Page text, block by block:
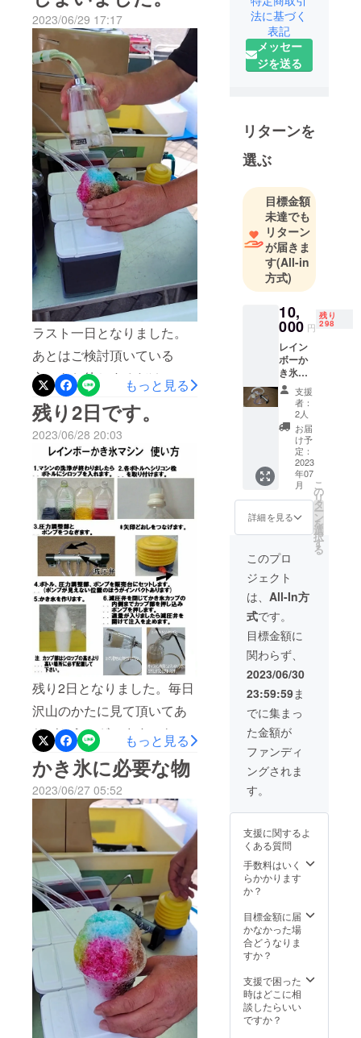
ありましたら当方のホーム
ページなどいらしてくださ
い。お世話になりました。
ありがとうございました。
2023/06/29 17:17
ラスト一日となりました。
あとはご検討頂いている
方々をお待ちするだけで
す。よろしくお願いいたし
ます。
もっと見る
残り2日です。
2023/06/28 20:03
残り2日となりました。毎日
沢山のかたに見て頂いてあ
りがとうございます。もし
ご検討中でしたら是非お願
いいたします。
もっと見る
かき氷に必要な物
2023/06/27 05:52
法に基づく
表記
メッセー
ジを送る
リターンを
選ぶ
目標金額
未達でも
リターン
が届きま
す(All-in
方式)
10,
000 円
残り
298
レイン
ボーか
き氷マ
シン
・サ
イズ/重
量
650g
・カ
ラー展
開 無
し ・
デザイ
ン
統一
・素
材
本
体
PVC-
U、エア
コッ
ク 真
鍮製
（表
面：
ク
ロム
キ）
チュー
ブ軟質
塩化ビ
シ
支援
者：
2人
お届
け予
定：
2023
年07
月
詳細を見る
こ
の
リ
タ
ー
ン
を
選
択
す
る
このプロ
ジェクト
は、 All-In方
式です。
目標金額に
関わらず、
2023/06/30
23:59:59ま
でに集まっ
た金額が
ファンディ
ングされま
す。
支援に関するよ
くある質問
手数料はいく
らかかります
か？
目標金額に届
かなかった場
合どうなりま
すか？
支援で困った
時はどこに相
談したらいい
ですか？